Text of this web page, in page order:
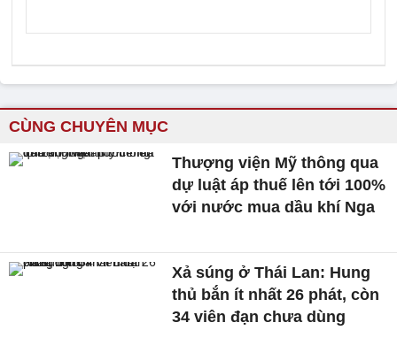
CÙNG CHUYÊN MỤC
Thượng viện Mỹ thông qua
dự luật áp thuế lên tới 100%
với nước mua dầu khí Nga
Xả súng ở Thái Lan: Hung
thủ bắn ít nhất 26 phát, còn
34 viên đạn chưa dùng